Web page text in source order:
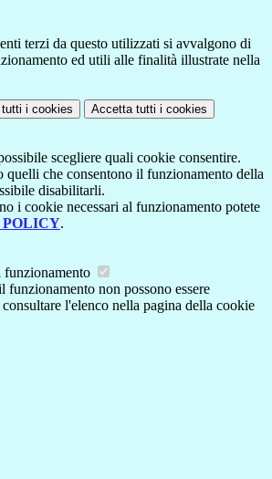
terzi da questo utilizzati si avvalgono di
ed utili alle finalità illustrate nella
tutti i cookies Accetta tutti i cookies
scegliere quali cookie consentire.
quelli che consentono il funzionamento della
disabilitarli.
i cookie necessari al funzionamento potete
POLICY.
funzionamento
funzionamento non possono essere
l'elenco nella pagina della cookie